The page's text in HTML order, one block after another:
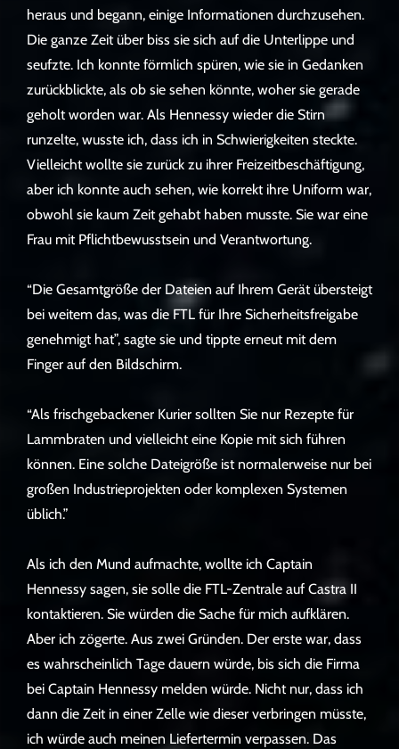
heraus und begann, einige Informationen durchzusehen.
Die ganze Zeit über biss sie sich auf die Unterlippe und
seufzte. Ich konnte förmlich spüren, wie sie in Gedanken
zurückblickte, als ob sie sehen könnte, woher sie gerade
geholt worden war. Als Hennessy wieder die Stirn
runzelte, wusste ich, dass ich in Schwierigkeiten steckte.
Vielleicht wollte sie zurück zu ihrer Freizeitbeschäftigung,
aber ich konnte auch sehen, wie korrekt ihre Uniform war,
obwohl sie kaum Zeit gehabt haben musste. Sie war eine
Frau mit Pflichtbewusstsein und Verantwortung.
“Die Gesamtgröße der Dateien auf Ihrem Gerät übersteigt
bei weitem das, was die FTL für Ihre Sicherheitsfreigabe
genehmigt hat”, sagte sie und tippte erneut mit dem
Finger auf den Bildschirm.
“Als frischgebackener Kurier sollten Sie nur Rezepte für
Lammbraten und vielleicht eine Kopie mit sich führen
können. Eine solche Dateigröße ist normalerweise nur bei
großen Industrieprojekten oder komplexen Systemen
üblich.”
Als ich den Mund aufmachte, wollte ich Captain
Hennessy sagen, sie solle die FTL-Zentrale auf Castra II
kontaktieren. Sie würden die Sache für mich aufklären.
Aber ich zögerte. Aus zwei Gründen. Der erste war, dass
es wahrscheinlich Tage dauern würde, bis sich die Firma
bei Captain Hennessy melden würde. Nicht nur, dass ich
dann die Zeit in einer Zelle wie dieser verbringen müsste,
ich würde auch meinen Liefertermin verpassen. Das